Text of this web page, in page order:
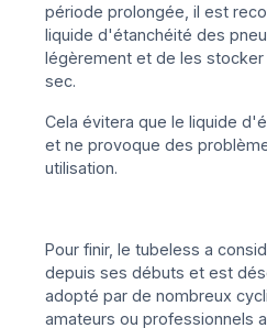
période prolongée, il est
liquide d'étanchéité des
légèrement et de les
sec.
Cela évitera que le liquide
et ne provoque des
utilisation.
Pour finir, le tubeless a
depuis ses débuts et est
adopté par de nombreux
amateurs ou professionnels